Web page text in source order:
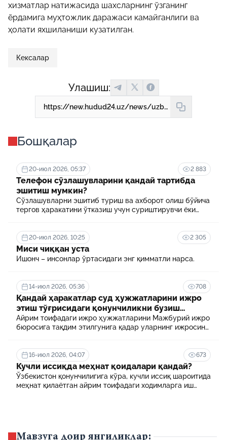
хизматлар натижасида шахсларнинг ўзганинг
ёрдамига муҳтожлик даражаси камайганлиги ва
ҳолати яхшиланиши кузатилган.
Кексалар
Улашиш:
https://new.hudud24.uz/news/uzbekistondagi-iolgiz-keksalar-soni-malum-kilindi
Бошқалар
20-июл 2026, 05:37 2 883
Телефон сўзлашувларини қандай тартибда
эшитиш мумкин?
Сўзлашувларни эшитиб туриш ва ахборот олиш бўйича
тергов ҳаракатини ўтказиш учун суриштирувчи ёки
20-июл 2026, 10:25 2 305
Миси чиққан уста
Ишонч – инсонлар ўртасидаги энг қимматли нарса.
14-июл 2026, 05:36 708
Қандай ҳаракатлар суд ҳужжатларини ижро
этиш тўғрисидаги қонунчиликни бузиш
ҳисобланади? 5 муҳим факт
Айрим тоифадаги ижро ҳужжатларини Мажбурий ижро
бюросига тақдим этилгунига қадар уларнинг ижросини
16-июл 2026, 04:07 673
Кучли иссиқда меҳнат қоидалари қандай?
Ўзбекистон қонунчилигига кўра, кучли иссиқ шароитида
меҳнат қилаётган айрим тоифадаги ходимларга иш
Мавзуга доир янгиликлар: